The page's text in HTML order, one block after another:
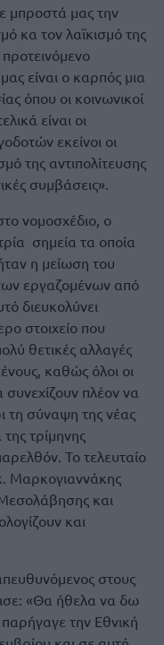
μπροστά μας την
κα τον λαϊκισμό της
προτεινόμενο
είναι ο καρπός μια
όπου οι κοινωνικοί
είναι οι
εκείνοι οι
της αντιπολίτευσης
συμβάσεις».
νομοσχέδιο, ο
σημεία τα οποία
η μείωση του
εργαζομένων από
διευκολύνει
στοιχείο που
θετικές αλλαγές
καθώς όλοι οι
πλέον να
τη σύναψη της νέας
τρίμηνης
Το τελευταίο
Μαρκογιαννάκης
και
και
στους
«Θα ήθελα να δω
την Εθνική